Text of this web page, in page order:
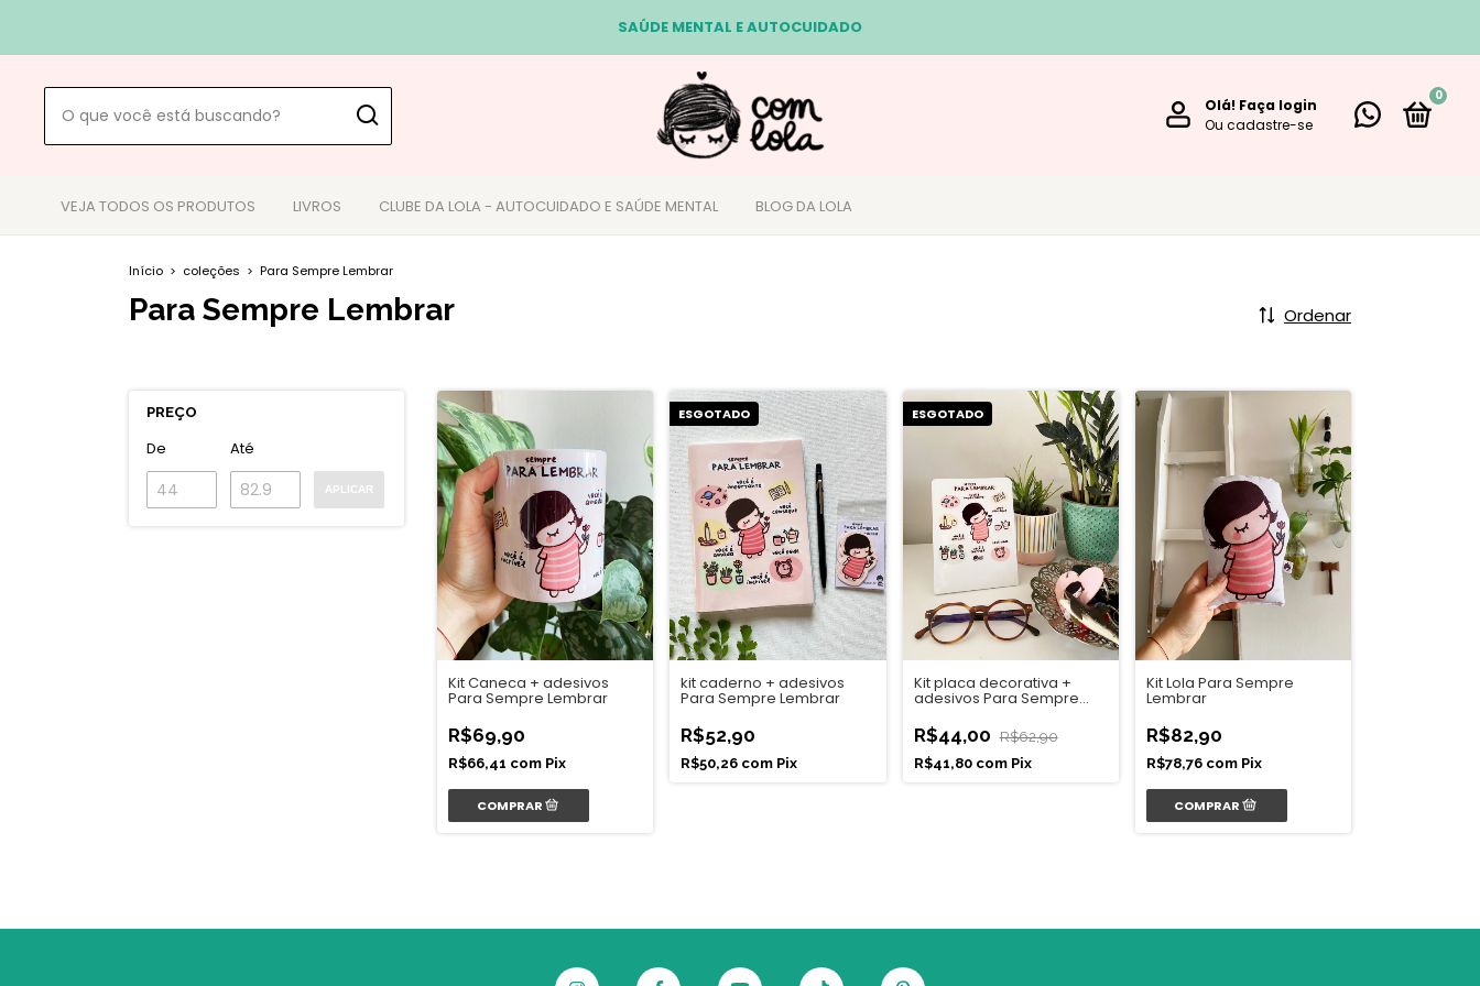
SAÚDE MENTAL E AUTOCUIDADO
Olá! Faça login
Ou cadastre-se
0
VEJA TODOS OS PRODUTOS LIVROS CLUBE DA LOLA - AUTOCUIDADO E SAÚDE MENTAL BLOG DA LOLA
Início > coleções > Para Sempre Lembrar
Para Sempre Lembrar Ordenar
PREÇO
De Até
APLICAR
Kit Caneca + adesivos
Para Sempre Lembrar
R$69,90
R$66,41 com Pix
ESGOTADO
kit caderno + adesivos
Para Sempre Lembrar
R$52,90
R$50,26 com Pix
ESGOTADO
Kit placa decorativa +
adesivos Para Sempre
R$44,00 R$62,90
R$41,80 com Pix
Kit Lola Para Sempre
Lembrar
R$82,90
R$78,76 com Pix